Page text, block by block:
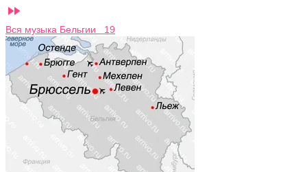

Вся музыка Бельгии 19